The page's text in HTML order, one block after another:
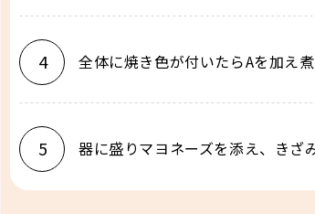
4 全体に焼き色が付いたらAを加え
5 器に盛りマヨネーズを添え、きざ